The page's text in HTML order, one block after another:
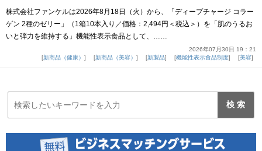
株式会社ファンケルは2026年8月18日（火）から、「ディープチャージ コラー
ゲン 2種のゼリー」（1箱10本入り／価格：2,494円＜税込＞）を「肌のうるお
いと弾力を維持する」機能性表示食品として、……
2026年07月30日 19：21
新商品（健康）
新商品（美容） 新製品 機能性表示食品制度 美容